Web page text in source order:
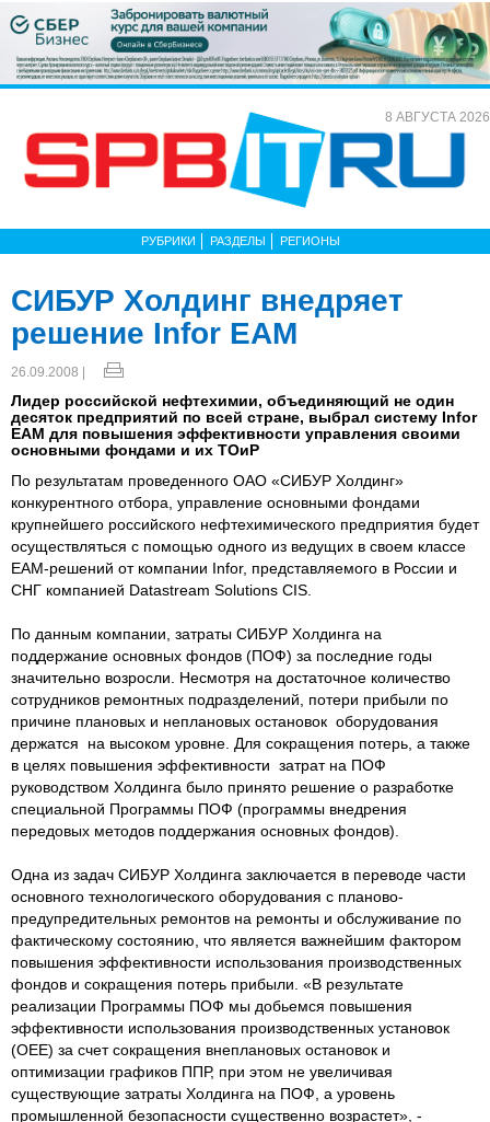
8 АВГУСТА 2026
РУБРИКИ РАЗДЕЛЫ РЕГИОНЫ
СИБУР Холдинг внедряет
решение Infor ЕАМ
26.09.2008 |
Лидер российской нефтехимии, объединяющий не один
десяток предприятий по всей стране, выбрал систему Infor
EAM для повышения эффективности управления своими
основными фондами и их ТОиР
По результатам проведенного ОАО «СИБУР Холдинг»
конкурентного отбора, управление основными фондами
крупнейшего российского нефтехимического предприятия будет
осуществляться с помощью одного из ведущих в своем классе
ЕАМ-решений от компании Infor, представляемого в России и
СНГ компанией Datastream Solutions CIS.
По данным компании, затраты СИБУР Холдинга на
поддержание основных фондов (ПОФ) за последние годы
значительно возросли. Несмотря на достаточное количество
сотрудников ремонтных подразделений, потери прибыли по
причине плановых и неплановых остановок оборудования
держатся на высоком уровне. Для сокращения потерь, а также
в целях повышения эффективности затрат на ПОФ
руководством Холдинга было принято решение о разработке
специальной Программы ПОФ (программы внедрения
передовых методов поддержания основных фондов).
Одна из задач СИБУР Холдинга заключается в переводе части
основного технологического оборудования с планово-
предупредительных ремонтов на ремонты и обслуживание по
фактическому состоянию, что является важнейшим фактором
повышения эффективности использования производственных
фондов и сокращения потерь прибыли. «В результате
реализации Программы ПОФ мы добьемся повышения
эффективности использования производственных установок
(ОЕЕ) за счет сокращения внеплановых остановок и
оптимизации графиков ППР, при этом не увеличивая
существующие затраты Холдинга на ПОФ, а уровень
промышленной безопасности существенно возрастет», -